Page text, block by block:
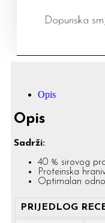
Dopunska
Opis
Opis
Sadrži:
40 % sirovog
Proteinska
Optimalan
PRIJEDLOG